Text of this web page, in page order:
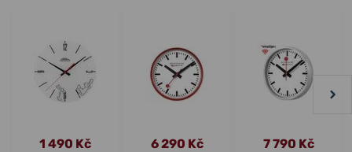
1 490 Kč 6 290 Kč 7 790 Kč